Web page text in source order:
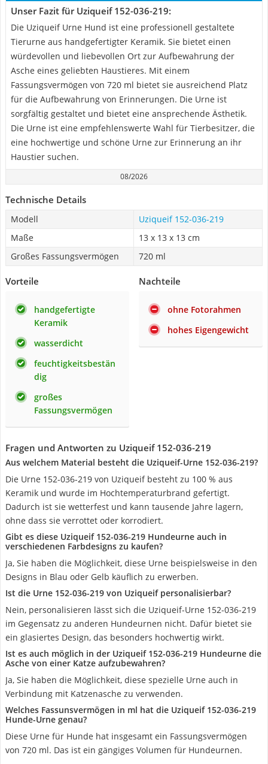
Unser Fazit für Uziqueif 152-036-219:
Die Uziqueif Urne Hund ist eine professionell gestaltete
Tierurne aus handgefertigter Keramik. Sie bietet einen
würdevollen und liebevollen Ort zur Aufbewahrung der
Asche eines geliebten Haustieres. Mit einem
Fassungsvermögen von 720 ml bietet sie ausreichend Platz
für die Aufbewahrung von Erinnerungen. Die Urne ist
sorgfältig gestaltet und bietet eine ansprechende Ästhetik.
Die Urne ist eine empfehlenswerte Wahl für Tierbesitzer, die
eine hochwertige und schöne Urne zur Erinnerung an ihr
Haustier suchen.
08/2026
Technische Details
Modell
Uziqueif 152-036-219
Maße
13 x 13 x 13 cm
Großes Fassungsvermögen
720 ml
Vorteile
handgefertigte
Keramik
wasserdicht
feuchtigkeitsbestän
dig
großes
Fassungsvermögen
Nachteile
ohne Fotorahmen
hohes Eigengewicht
Fragen und Antworten zu Uziqueif 152-036-219
Aus welchem Material besteht die Uziqueif-Urne 152-036-219?
Die Urne 152-036-219 von Uziqueif besteht zu 100 % aus
Keramik und wurde im Hochtemperaturbrand gefertigt.
Dadurch ist sie wetterfest und kann tausende Jahre lagern,
ohne dass sie verrottet oder korrodiert.
Gibt es diese Uziqueif 152-036-219 Hundeurne auch in
verschiedenen Farbdesigns zu kaufen?
Ja, Sie haben die Möglichkeit, diese Urne beispielsweise in den
Designs in Blau oder Gelb käuflich zu erwerben.
Ist die Urne 152-036-219 von Uziqueif personalisierbar?
Nein, personalisieren lässt sich die Uziqueif-Urne 152-036-219
im Gegensatz zu anderen Hundeurnen nicht. Dafür bietet sie
ein glasiertes Design, das besonders hochwertig wirkt.
Ist es auch möglich in der Uziqueif 152-036-219 Hundeurne die
Asche von einer Katze aufzubewahren?
Ja, Sie haben die Möglichkeit, diese spezielle Urne auch in
Verbindung mit Katzenasche zu verwenden.
Welches Fassunsvermögen in ml hat die Uziqueif 152-036-219
Hunde-Urne genau?
Diese Urne für Hunde hat insgesamt ein Fassungsvermögen
von 720 ml. Das ist ein gängiges Volumen für Hundeurnen.